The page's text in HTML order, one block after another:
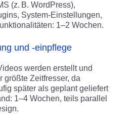
(z. B. WordPress),
System-Einstellungen,
1–2 Wochen.
und -einpflege
werden erstellt und
größte Zeitfresser, da
später als geplant geliefert
1–4 Wochen, teils parallel